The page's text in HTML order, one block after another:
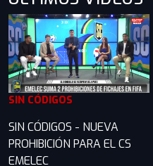
SIN CÓDIGOS
SIN CÓDIGOS - NUEVA
PROHIBICIÓN PARA EL CS
EMELEC